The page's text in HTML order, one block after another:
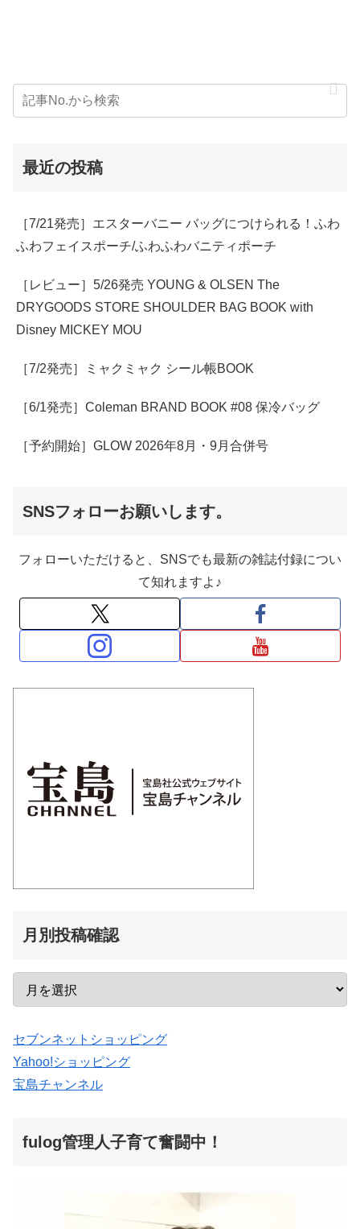
最近の投稿
［7/21発売］エスターバニー バッグにつけられる！ふわ
ふわフェイスポーチ/ふわふわバニティポーチ
［レビュー］5/26発売 YOUNG & OLSEN The
DRYGOODS STORE SHOULDER BAG BOOK with
Disney MICKEY MOU
［7/2発売］ミャクミャク シール帳BOOK
［6/1発売］Coleman BRAND BOOK #08 保冷バッグ
［予約開始］GLOW 2026年8月・9月合併号
SNSフォローお願いします。
フォローいただけると、SNSでも最新の雑誌付録につい
て知れますよ♪
月別投稿確認
セブンネットショッピング
Yahoo!ショッピング
宝島チャンネル
fulog管理人子育て奮闘中！